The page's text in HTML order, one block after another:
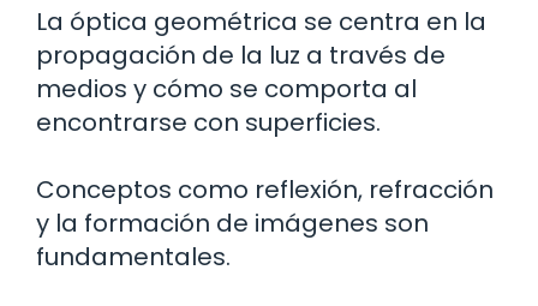
La óptica geométrica se centra en la
propagación de la luz a través de
medios y cómo se comporta al
encontrarse con superficies.
Conceptos como reflexión, refracción
y la formación de imágenes son
fundamentales.